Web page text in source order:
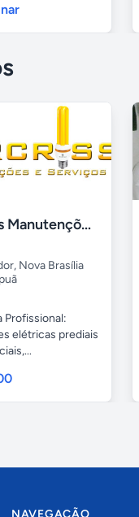
Tercriss Manutenções e Serviços
, Nova Brasília
Profissional:
elétricas prediais
NAVEGAÇÃO